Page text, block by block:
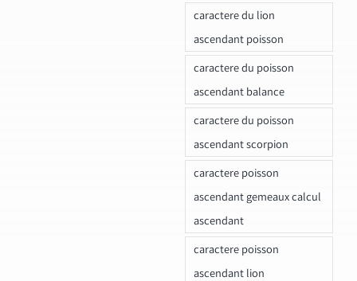
caractere du lion
ascendant poisson
caractere du poisson
ascendant balance
caractere du poisson
ascendant scorpion
caractere poisson
ascendant gemeaux calcul
ascendant
caractere poisson
ascendant lion